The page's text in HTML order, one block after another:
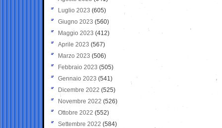
Luglio 2023 (605)
Giugno 2023 (560)
Maggio 2023 (412)
Aprile 2023 (567)
Marzo 2023 (506)
Febbraio 2023 (505)
Gennaio 2023 (541)
Dicembre 2022 (525)
Novembre 2022 (526)
Ottobre 2022 (552)
Settembre 2022 (584)